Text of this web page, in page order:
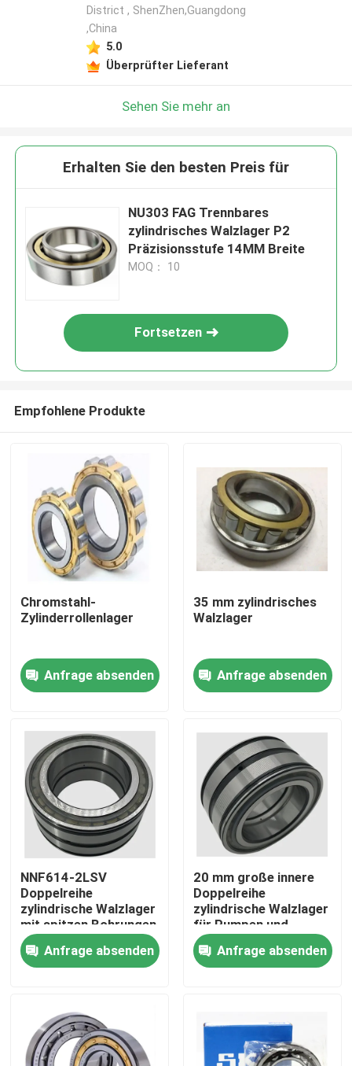
Zu Hause
Produkte
Werksbesichtigung
Qualitätskontrolle
Neuigkeiten
Rechtssachen
Fordern Sie ein Angebot an
Selbstübereinstimmende Rollenlager
District , ShenZhen,Guangdong
,China
5.0
Überprüfter Lieferant
Sehen Sie mehr an
Erhalten Sie den besten Preis für
NU303 FAG Trennbares
zylindrisches Walzlager P2
Präzisionsstufe 14MM Breite
MOQ： 10
Fortsetzen
Empfohlene Produkte
Chromstahl-
Zylinderrollenlager
Anfrage absenden
35 mm zylindrisches
Walzlager
Anfrage absenden
NNF614-2LSV
Doppelreihe
zylindrische Walzlager
mit spitzen Bohrungen
für
Lebensmittelverarbeitungsmaschinen
Anfrage absenden
20 mm große innere
Doppelreihe
zylindrische Walzlager
für Pumpen und
Kompressoren
Anfrage absenden